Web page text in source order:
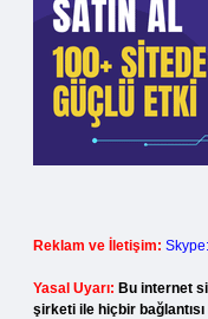
Reklam ve İletişim:
Yasal Uyarı: Bu internet
şirketi ile hiçbir